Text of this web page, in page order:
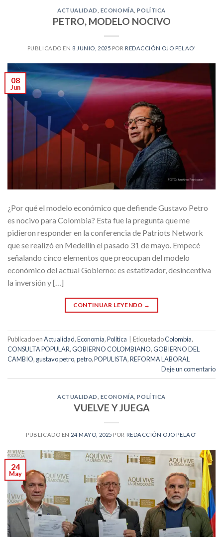
ACTUALIDAD ECONOMÍA ,POLÍTICA
PETRO, MODELO NOCIVO
PUBLICADO EN 8 JUNIO, 2025 POR REDACCIÓN OJO PELAO'
08
Jun
¿Por qué el modelo económico que defiende Gustavo Petro
es nocivo para Colombia? Esta fue la pregunta que me
pidieron responder en la conferencia de Patriots Network
que se realizó en Medellín el pasado 31 de mayo. Empecé
señalando cinco elementos que preocupan del modelo
económico del actual Gobierno: es estatizador, desincentiva
la inversión y […]
CONTINUAR LEYENDO →
Publicado enActualidad,Economía,Política EtiquetadoColombia,
CONSULTA POPULAR,GOBIERNO COLOMBIANO,GOBIERNO DEL
CAMBIO, gustavo petro,petro,POPULISTA,REFORMA LABORAL
Deje un comentario
ACTUALIDAD ECONOMÍA ,POLÍTICA
VUELVE Y JUEGA
PUBLICADO EN 24 MAYO, 2025 POR REDACCIÓN OJO PELAO'
24
May